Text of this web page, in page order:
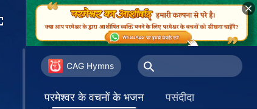
CAG Hymns
परमेश्वर के वचनों के भजन पसंदीदा
664
परमेश्‍वर के बिना दिन अवर्णनीय रूप से
कष्टदायक हैं (संस्करण 2)
665
सत्य से प्रेम करने वाले ही परमेश्वर की संप्रभुता
को समर्पित हो सकते हैं
666 परमेश्वर की सत्ता अनुपम है